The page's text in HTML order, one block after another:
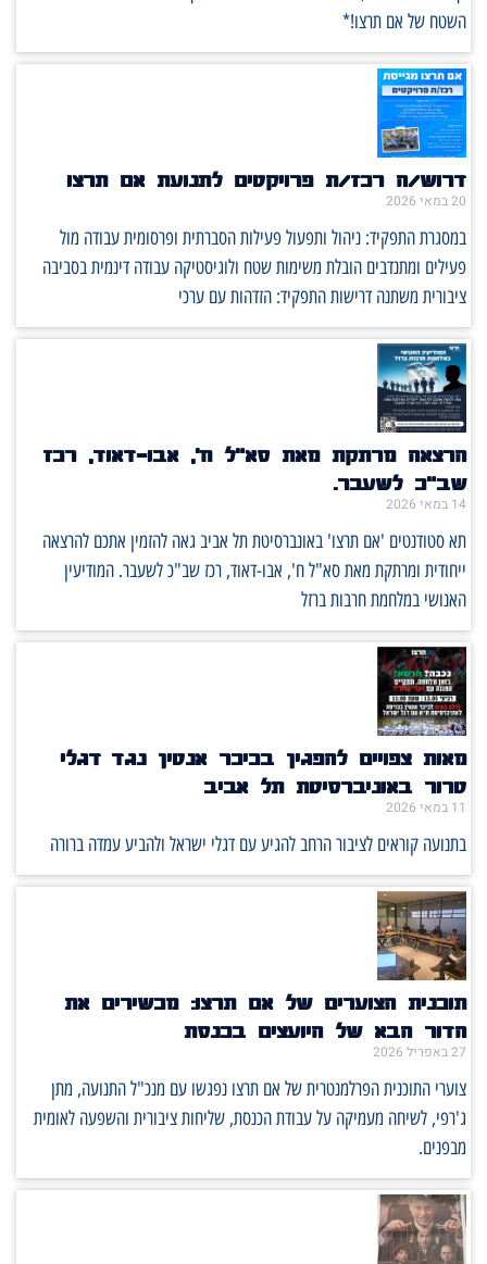
השטח של אם תרצו!*
דרוש/ה רכז/ת פרויקטים לתנועת אם תרצו
20 במאי 2026
במסגרת התפקיד: ניהול ותפעול פעילות הסברתית ופרסומית עבודה מול
פעילים ומתנדבים הובלת משימות שטח ולוגיסטיקה עבודה דינמית בסביבה
ציבורית משתנה דרישות התפקיד: הזדהות עם ערכי
הרצאה מרתקת מאת סא"ל ח', אבו-דאוד, רכז
שב"כ לשעבר.
14 במאי 2026
תא סטודנטים 'אם תרצו' באונברסיטת תל אביב גאה להזמין אתכם להרצאה
ייחודית ומרתקת מאת סא"ל ח', אבו-דאוד, רכז שב"כ לשעבר. המודיעין
האנושי במלחמת חרבות ברזל
מאות צפויים להפגין בכיכר אנטין נגד דגלי
טרור באוניברסיטת תל אביב
11 במאי 2026
בתנועה קוראים לציבור הרחב להגיע עם דגלי ישראל ולהביע עמדה ברורה
תוכנית הצוערים של אם תרצו: מכשירים את
הדור הבא של היועצים בכנסת
27 באפריל 2026
צוערי התוכנית הפרלמנטרית של אם תרצו נפגשו עם מנכ"ל התנועה, מתן
ג'רפי, לשיחה מעמיקה על עבודת הכנסת, שליחות ציבורית והשפעה לאומית
מבפנים.